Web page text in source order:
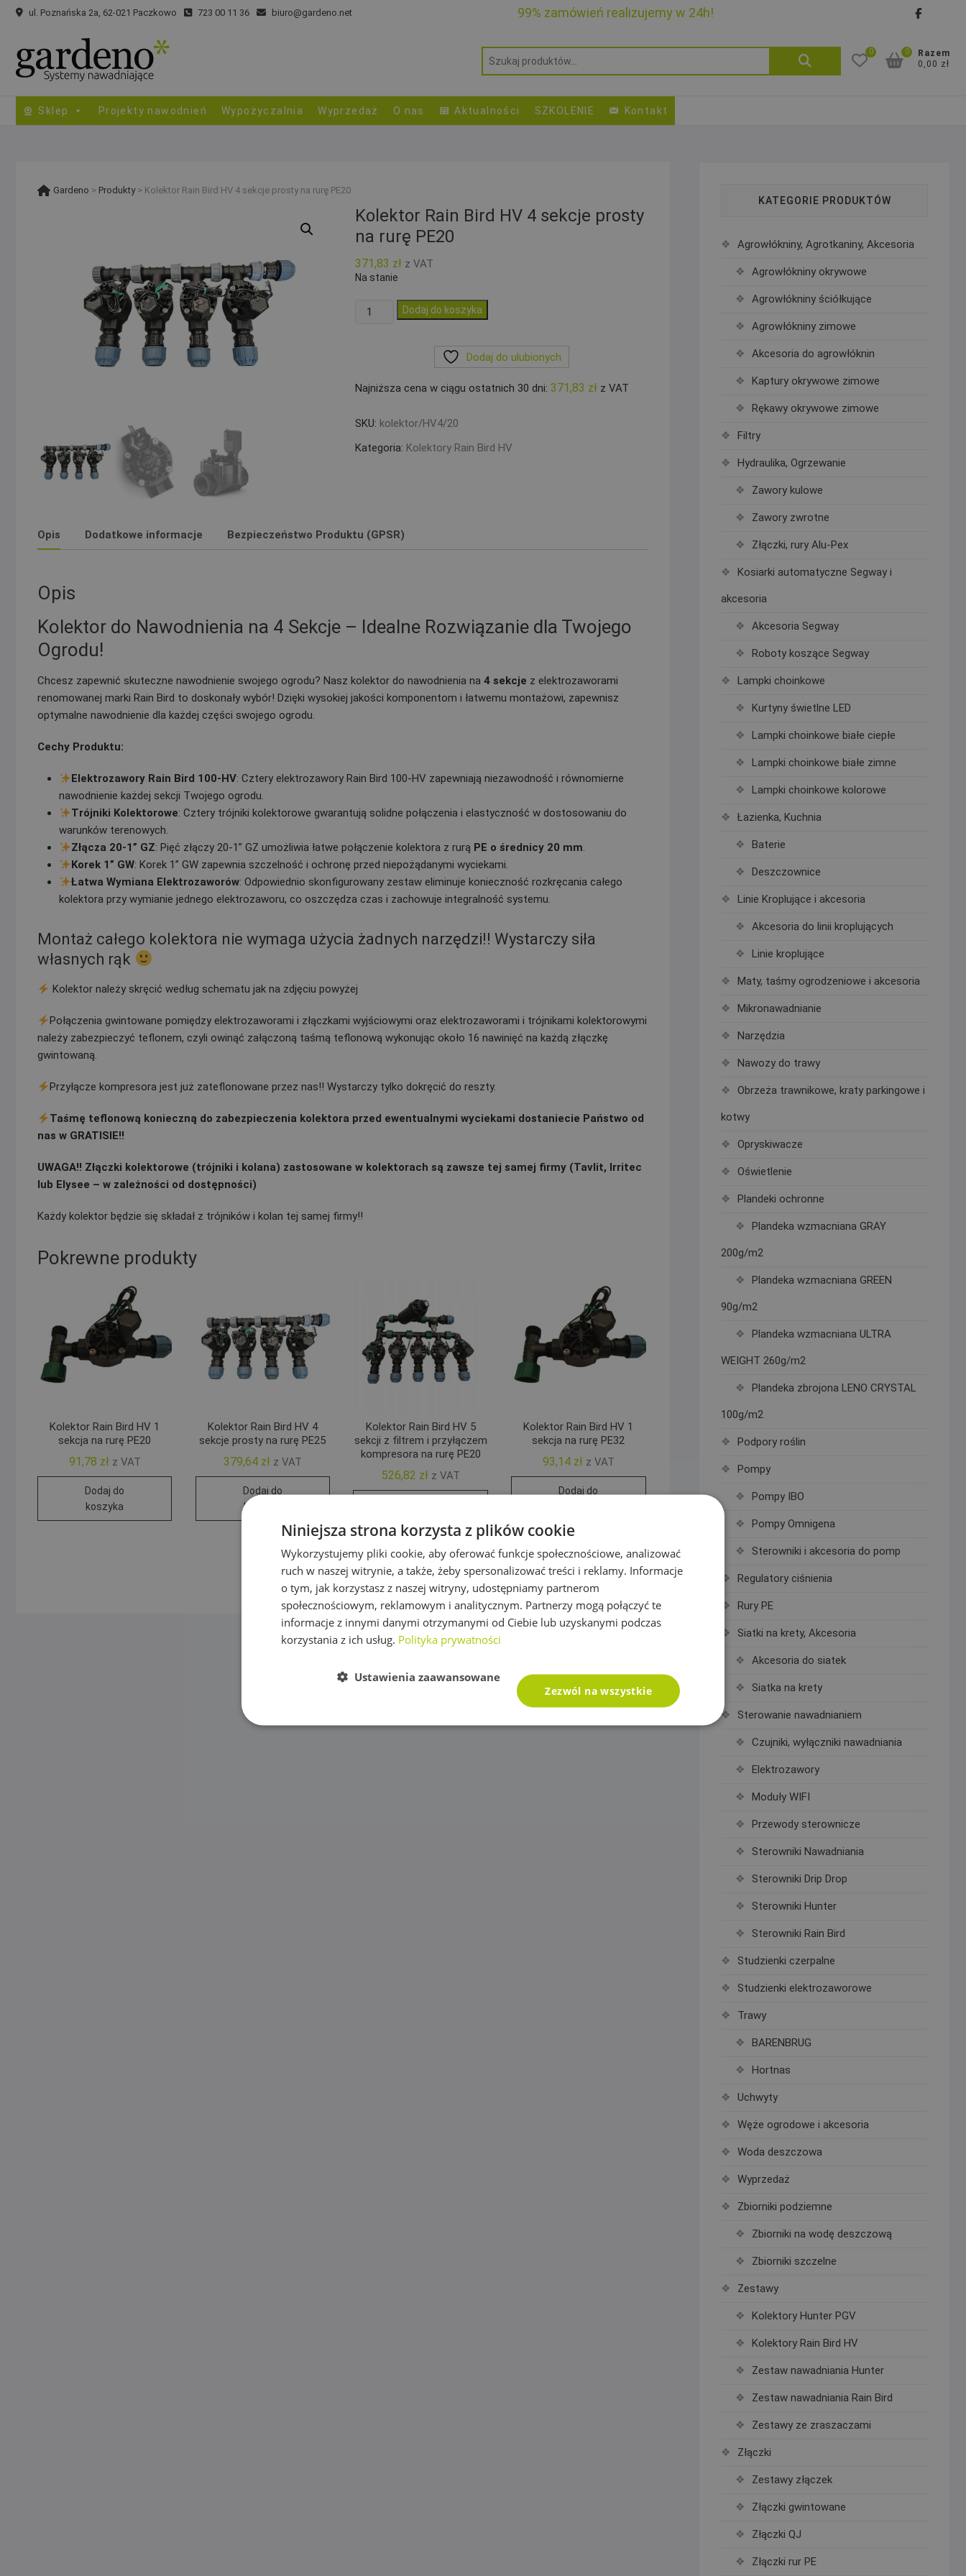
Skip
ul. Poznańska 2a, 62-021 Paczkowo 723 00 11 36 biuro@gardeno.net 99% zamówień realizujemy w 24h!
Szukaj: 0
Razem
0,00 zł
0
Sklep Projekty nawodnień Wypożyczalnia Wyprzedaż O nas Aktualności SZKOLENIE Kontakt
Gardeno > Produkty> Kolektor Rain Bird HV 4 sekcje prosty na rurę PE20
Kolektor Rain Bird HV 4 sekcje prosty
na rurę PE20
371,83 zł z VAT
Na stanie
ilość
4
prosty
na
Dodaj do koszyka
Dodaj do ulubionych
Najniższa cena w ciągu ostatnich 30 dni: 371,83 zł z VAT
SKU: kolektor/HV4/20
Kategoria: Kolektory Rain Bird HV
Opis Dodatkowe informacje Bezpieczeństwo Produktu (GPSR)
Opis
Kolektor do Nawodnienia na 4 Sekcje – Idealne Rozwiązanie dla Twojego
Ogrodu!
Chcesz zapewnić skuteczne nawodnienie swojego ogrodu? Nasz kolektor do nawodnienia na 4 sekcje z elektrozaworami
renomowanej marki Rain Bird to doskonały wybór! Dzięki wysokiej jakości komponentom i łatwemu montażowi, zapewnisz
optymalne nawodnienie dla każdej części swojego ogrodu.
Cechy Produktu:
Elektrozawory Rain Bird 100-HV: Cztery elektrozawory Rain Bird 100-HV zapewniają niezawodność i równomierne
nawodnienie każdej sekcji Twojego ogrodu.
Trójniki Kolektorowe: Cztery trójniki kolektorowe gwarantują solidne połączenia i elastyczność w dostosowaniu do
warunków terenowych.
Złącza 20-1” GZ: Pięć złączy 20-1” GZ umożliwia łatwe połączenie kolektora z rurą PE o średnicy 20 mm.
Korek 1” GW: Korek 1” GW zapewnia szczelność i ochronę przed niepożądanymi wyciekami.
Łatwa Wymiana Elektrozaworów: Odpowiednio skonfigurowany zestaw eliminuje konieczność rozkręcania całego
kolektora przy wymianie jednego elektrozaworu, co oszczędza czas i zachowuje integralność systemu.
Montaż całego kolektora nie wymaga użycia żadnych narzędzi!! Wystarczy siła
własnych rąk
Kolektor należy skręcić według schematu jak na zdjęciu powyżej
Połączenia gwintowane pomiędzy elektrozaworami i złączkami wyjściowymi oraz elektrozaworami i trójnikami kolektorowymi
należy zabezpieczyć teflonem, czyli owinąć załączoną taśmą teflonową wykonując około 16 nawinięć na każdą złączkę
gwintowaną.
Przyłącze kompresora jest już zateflonowane przez nas!! Wystarczy tylko dokręcić do reszty.
Taśmę teflonową konieczną do zabezpieczenia kolektora przed ewentualnymi wyciekami dostaniecie Państwo od
nas w GRATISIE!!
UWAGA!! Złączki kolektorowe (trójniki i kolana) zastosowane w kolektorach są zawsze tej samej firmy (Tavlit, Irritec
lub Elysee – w zależności od dostępności)
Każdy kolektor będzie się składał z trójników i kolan tej samej firmy!!
Pokrewne produkty
Kolektor Rain Bird HV 1
sekcja na rurę PE20
91,78 zł z VAT
Dodaj do
koszyka
Kolektor Rain Bird HV 4
sekcje prosty na rurę PE25
379,64 zł z VAT
Dodaj do
koszyka
Kolektor Rain Bird HV 5
sekcji z filtrem i przyłączem
kompresora na rurę PE20
526,82 zł z VAT
Kolektor Rain Bird HV 1
sekcja na rurę PE32
93,14 zł z VAT
Dodaj do
KATEGORIE PRODUKTÓW
Agrowłókniny, Agrotkaniny, Akcesoria
Agrowłókniny okrywowe
Agrowłókniny ściółkujące
Agrowłókniny zimowe
Akcesoria do agrowłóknin
Kaptury okrywowe zimowe
Rękawy okrywowe zimowe
Filtry
Hydraulika, Ogrzewanie
Zawory kulowe
Zawory zwrotne
Złączki, rury Alu-Pex
Kosiarki automatyczne Segway i
akcesoria
Akcesoria Segway
Roboty koszące Segway
Lampki choinkowe
Kurtyny świetlne LED
Lampki choinkowe białe ciepłe
Lampki choinkowe białe zimne
Lampki choinkowe kolorowe
Łazienka, Kuchnia
Baterie
Deszczownice
Linie Kroplujące i akcesoria
Akcesoria do linii kroplujących
Linie kroplujące
Maty, taśmy ogrodzeniowe i akcesoria
Mikronawadnianie
Narzędzia
Nawozy do trawy
Obrzeża trawnikowe, kraty parkingowe i
kotwy
Opryskiwacze
Oświetlenie
Plandeki ochronne
Plandeka wzmacniana GRAY
200g/m2
Plandeka wzmacniana GREEN
90g/m2
Plandeka wzmacniana ULTRA
WEIGHT 260g/m2
Plandeka zbrojona LENO CRYSTAL
100g/m2
Podpory roślin
Pompy
Pompy IBO
Pompy Omnigena
Sterowniki i akcesoria do pomp
Regulatory ciśnienia
Rury PE
Siatki na krety, Akcesoria
Akcesoria do siatek
Siatka na krety
Sterowanie nawadnianiem
Czujniki, wyłączniki nawadniania
Elektrozawory
Moduły WIFI
Przewody sterownicze
Sterowniki Nawadniania
Sterowniki Drip Drop
Sterowniki Hunter
Sterowniki Rain Bird
Studzienki czerpalne
Studzienki elektrozaworowe
Trawy
BARENBRUG
Hortnas
Uchwyty
Węże ogrodowe i akcesoria
Woda deszczowa
Wyprzedaż
Zbiorniki podziemne
Zbiorniki na wodę deszczową
Zbiorniki szczelne
Zestawy
Kolektory Hunter PGV
Kolektory Rain Bird HV
Zestaw nawadniania Hunter
Zestaw nawadniania Rain Bird
Zestawy ze zraszaczami
Złączki
Zestawy złączek
Złączki gwintowane
Złączki QJ
Złączki rur PE
Niniejsza strona korzysta z plików cookie
Wykorzystujemy pliki cookie, aby oferować funkcje społecznościowe, analizować
ruch w naszej witrynie, a także, żeby spersonalizować treści i reklamy. Informacje
o tym, jak korzystasz z naszej witryny, udostępniamy partnerom
społecznościowym, reklamowym i analitycznym. Partnerzy mogą połączyć te
informacje z innymi danymi otrzymanymi od Ciebie lub uzyskanymi podczas
korzystania z ich usług. Polityka prywatności
Zezwól na wszystkie
Ustawienia zaawansowane